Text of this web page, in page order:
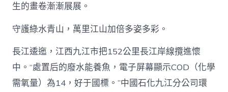
生的畫卷漸漸展展。
守護綠水青山，萬里江山加倍多姿多彩。
長江逶迤，江西九江市把152公里長江岸線攬進懷
中。“處置后的廢水能養魚，電子屏幕顯示COD（化學
需氧量）為14，好于國標。”中國石化九江分公司環